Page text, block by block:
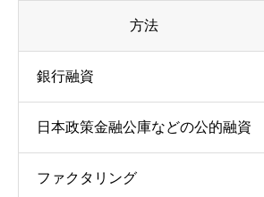
方法
銀行融資
日本政策金融公庫などの公的融資
ファクタリング